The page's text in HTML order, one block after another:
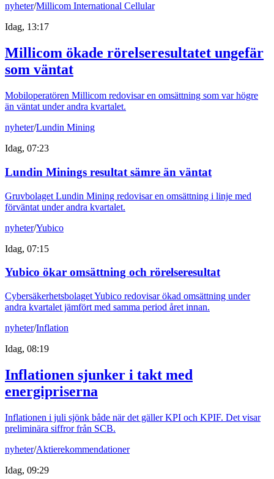
nyheter/Millicom International Cellular
Idag, 13:17
Millicom ökade rörelseresultatet ungefär
som väntat
Mobiloperatören Millicom redovisar en omsättning som var högre
än väntat under andra kvartalet.
nyheter/Lundin Mining
Idag, 07:23
Lundin Minings resultat sämre än väntat
Gruvbolaget Lundin Mining redovisar en omsättning i linje med
förväntat under andra kvartalet.
nyheter/Yubico
Idag, 07:15
Yubico ökar omsättning och rörelseresultat
Cybersäkerhetsbolaget Yubico redovisar ökad omsättning under
andra kvartalet jämfört med samma period året innan.
nyheter/Inflation
Idag, 08:19
Inflationen sjunker i takt med
energipriserna
Inflationen i juli sjönk både när det gäller KPI och KPIF. Det visar
preliminära siffror från SCB.
nyheter/Aktierekommendationer
Idag, 09:29